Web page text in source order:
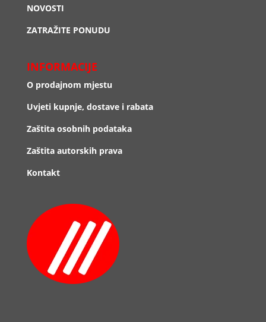
NOVOSTI
ZATRAŽITE PONUDU
INFORMACIJE
O prodajnom mjestu
Uvjeti kupnje, dostave i rabata
Zaštita osobnih podataka
Zaštita autorskih prava
Kontakt